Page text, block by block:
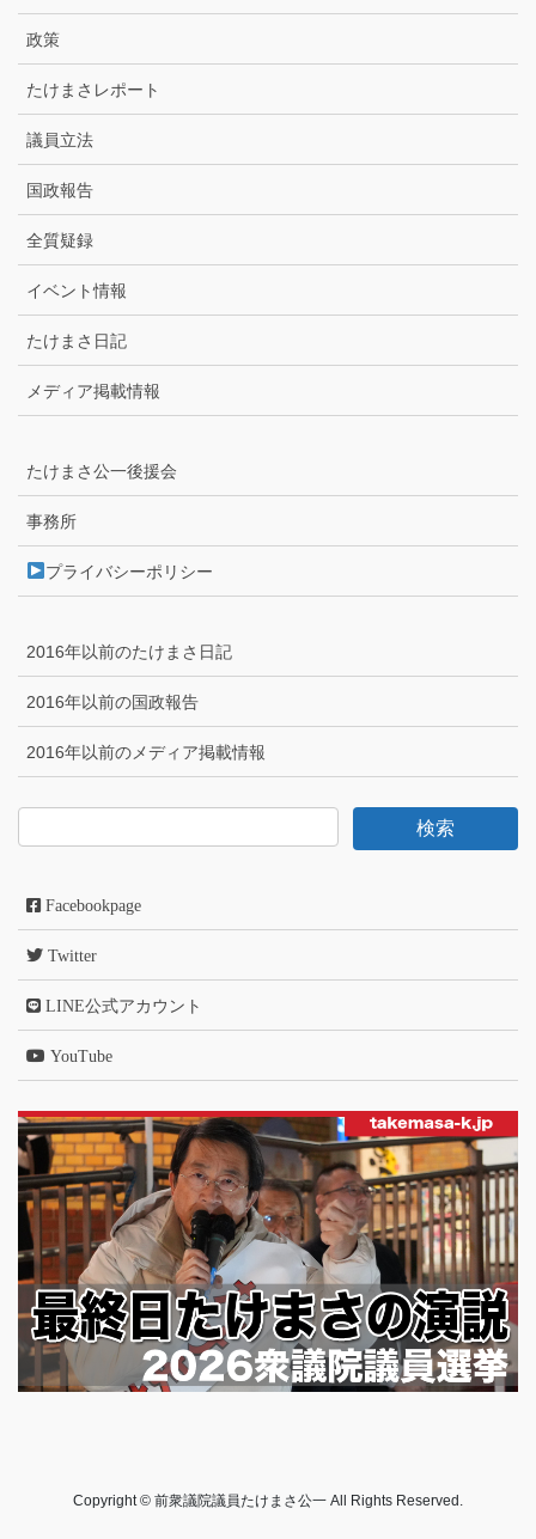
ブ
政策
たけまさレポート
議員立法
国政報告
全質疑録
イベント情報
たけまさ日記
メディア掲載情報
たけまさ公一後援会
事務所
プライバシーポリシー
2016年以前のたけまさ日記
2016年以前の国政報告
2016年以前のメディア掲載情報
Facebookpage
Twitter
LINE公式アカウント
YouTube
Copyright © 前衆議院議員たけまさ公一 All Rights Reserved.